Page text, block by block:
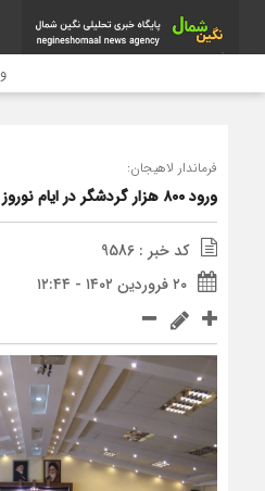
فرماندار لاهیجان:
ورود ۸۰۰ هزار گردشگر در ایام نوروز در لاهیجان
کد خبر : 9586
۲۰ فروردین ۱۴۰۲ - ۱۲:۴۴